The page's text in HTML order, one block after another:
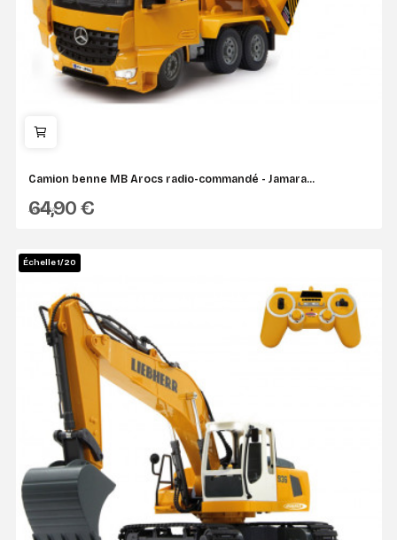
Camion benne MB Arocs radio-commandé - Jamara...
JAMARA
64,90 €
Échelle 1/20